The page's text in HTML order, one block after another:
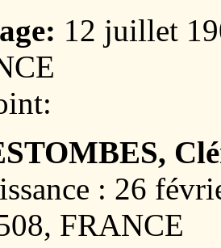
12 juillet
: 26
FRANCE